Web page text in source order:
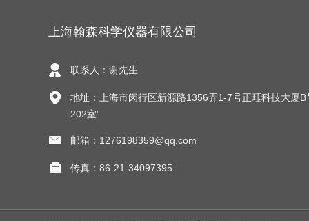
上海翰森科学仪器有限公司
联系人：谢先生
地址：上海市闵行区新源路1356弄1-7号正珏科技大厦B
202室”
邮箱：1276198359@qq.com
传真：86-21-34097395